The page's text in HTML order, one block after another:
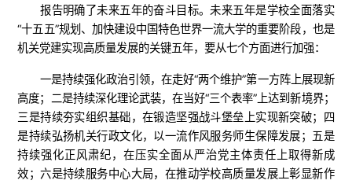
报告明确了未来五年的奋斗目标。未来五年是学校全面落实
“十五五”规划、加快建设中国特色世界一流大学的重要阶段，也是
机关党建实现高质量发展的关键五年，要从七个方面进行加强：
一是持续强化政治引领，在走好“两个维护”第一方阵上展现新
高度；二是持续深化理论武装，在当好“三个表率”上达到新境界；
三是持续夯实组织基础，在锻造坚强战斗堡垒上实现新突破；四
是持续弘扬机关行政文化，以一流作风服务师生保障发展；五是
持续强化正风肃纪，在压实全面从严治党主体责任上取得新成
效；六是持续服务中心大局，在推动学校高质量发展上彰显新作